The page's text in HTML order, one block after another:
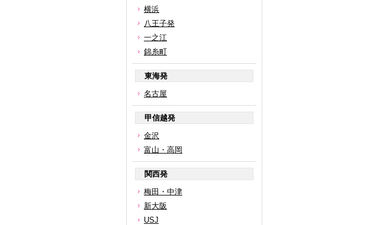
横浜
八王子発
一之江
錦糸町
東海発
名古屋
甲信越発
金沢
富山・高岡
関西発
梅田・中津
新大阪
USJ